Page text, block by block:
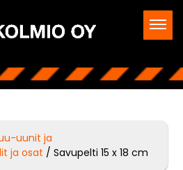
uunit ja
ja osat / Savupelti 15 x 18 cm